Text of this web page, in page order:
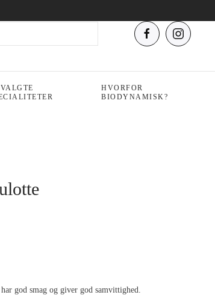
HVORFOR
BIODYNAMISK?
god smag og giver god samvittighed.